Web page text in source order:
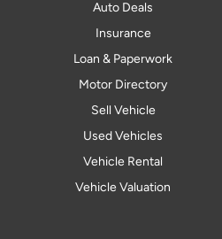
Auto Deals
Insurance
Loan & Paperwork
Motor Directory
Sell Vehicle
Used Vehicles
Vehicle Rental
Vehicle Valuation